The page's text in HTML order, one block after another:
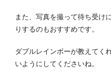
また、写真を撮って待ち受け
りするのもおすすめです。
ダブルレインボーが教えてく
いようにしてくださいね。